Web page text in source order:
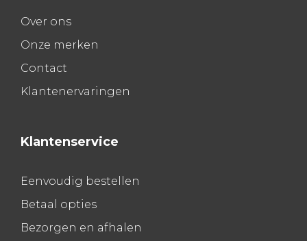
Over ons
Onze merken
Contact
Klantenervaringen
Klantenservice
Eenvoudig bestellen
Betaal opties
Bezorgen en afhalen